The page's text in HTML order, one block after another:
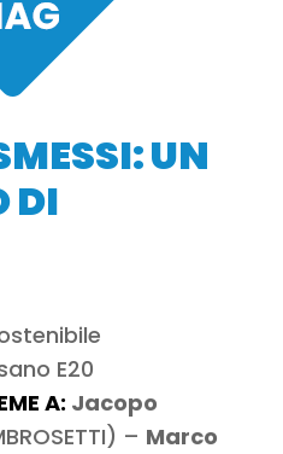
UN
DI
E20
A: Jacopo
– Marco